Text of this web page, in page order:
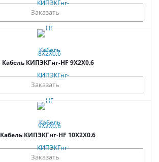
Заказать
Кабель КИПЭКГнг-HF 9Х2Х0.6
Заказать
Кабель КИПЭКГнг-HF 10Х2Х0.6
Заказать